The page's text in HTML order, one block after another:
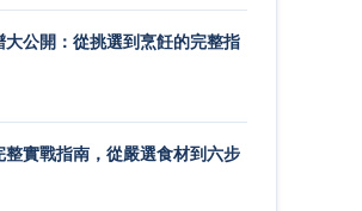
大公開：從挑選到烹飪的完整指
整實戰指南，從嚴選食材到六步